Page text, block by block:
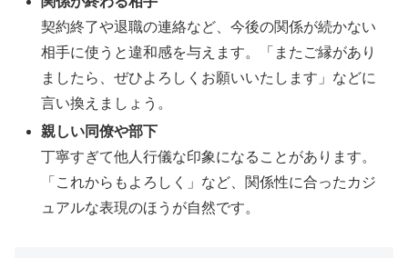
契約終了や退職の連絡など、今後の関係が続かない
相手に使うと違和感を与えます。「またご縁があり
ましたら、ぜひよろしくお願いいたします」などに
言い換えましょう。
親しい同僚や部下
丁寧すぎて他人行儀な印象になることがあります。
「これからもよろしく」など、関係性に合ったカジ
ュアルな表現のほうが自然です。